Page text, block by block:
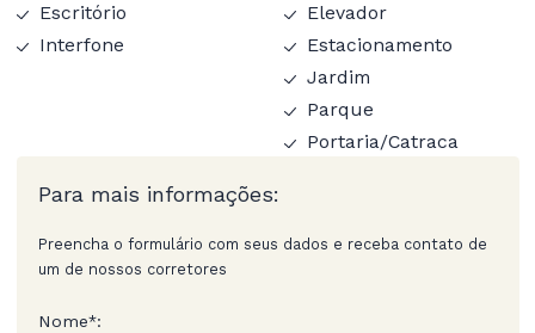
Escritório
Interfone
Elevador
Estacionamento
Jardim
Parque
Portaria/Catraca
Para mais informações:
Preencha o formulário com seus dados e receba contato de
um de nossos corretores
Nome*: